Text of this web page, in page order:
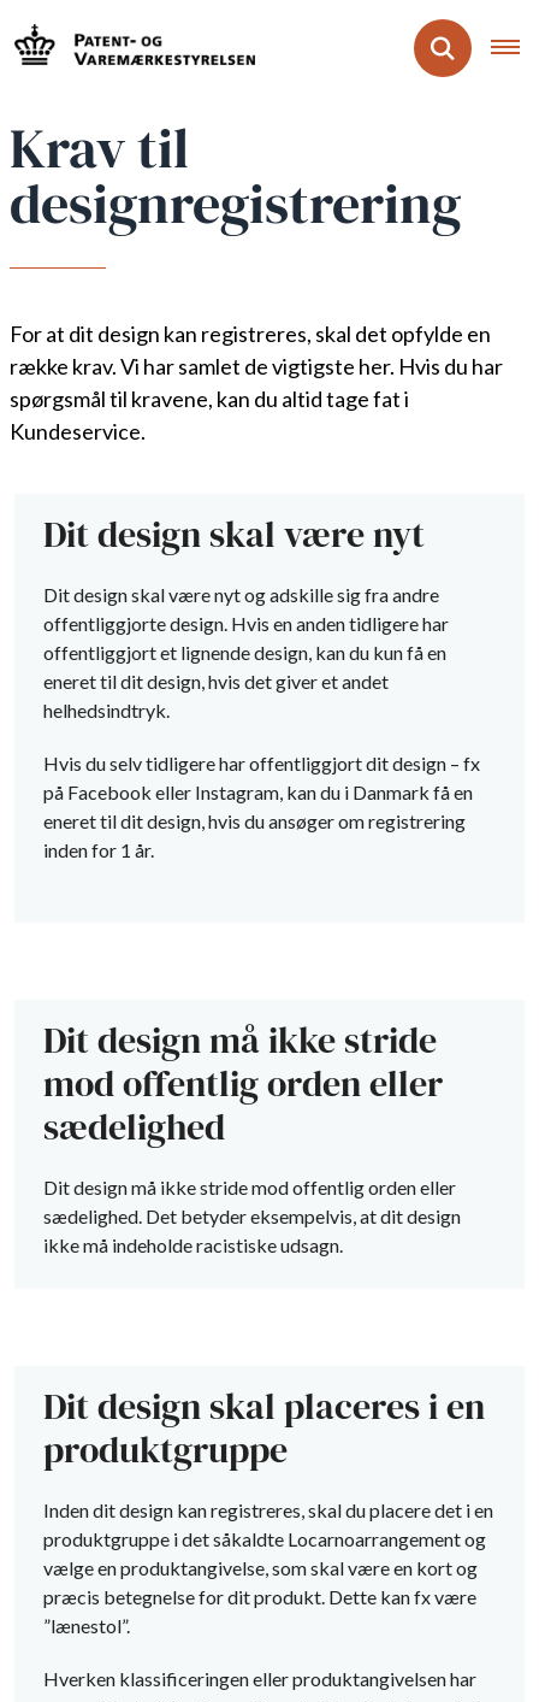
Krav til
designregistrering
For at dit design kan registreres, skal det opfylde en
række krav. Vi har samlet de vigtigste her. Hvis du har
spørgsmål til kravene, kan du altid tage fat i
Kundeservice.
Dit design skal være nyt
Dit design skal være nyt og adskille sig fra andre
offentliggjorte design. Hvis en anden tidligere har
offentliggjort et lignende design, kan du kun få en
eneret til dit design, hvis det giver et andet
helhedsindtryk.
Hvis du selv tidligere har offentliggjort dit design – fx
på Facebook eller Instagram, kan du i Danmark få en
eneret til dit design, hvis du ansøger om registrering
inden for 1 år.
Dit design må ikke stride
mod offentlig orden eller
sædelighed
Dit design må ikke stride mod offentlig orden eller
sædelighed. Det betyder eksempelvis, at dit design
ikke må indeholde racistiske udsagn.
Dit design skal placeres i en
produktgruppe
Inden dit design kan registreres, skal du placere det i en
produktgruppe i det såkaldte Locarnoarrangement og
vælge en produktangivelse, som skal være en kort og
præcis betegnelse for dit produkt. Dette kan fx være
”lænestol”.
Hverken klassificeringen eller produktangivelsen har